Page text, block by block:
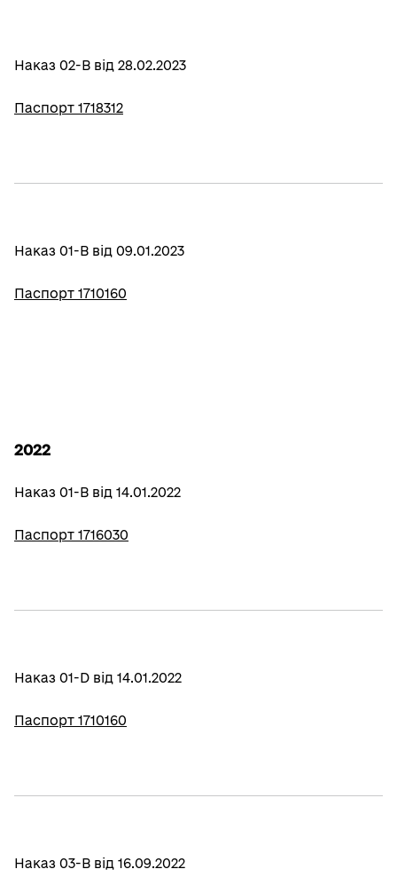
Наказ 02-В від 28.02.2023
Паспорт 1718312
Наказ 01-В від 09.01.2023
Паспорт 1710160
2022
Наказ 01-В від 14.01.2022
Паспорт 1716030
Наказ 01-D від 14.01.2022
Паспорт 1710160
Наказ 03-В від 16.09.2022